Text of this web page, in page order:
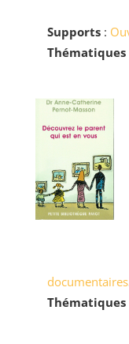
Supports:
Thématiques
documentaires
Thématiques